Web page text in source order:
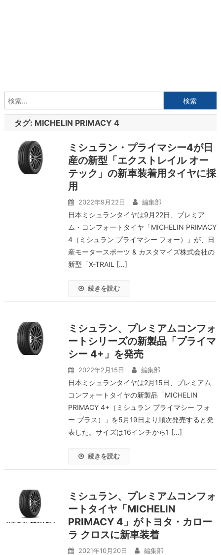
索:
タグ: MICHELIN PRIMACY 4
ミシュラン・プライマシー4が日
産の新型「エクストレイル オー
テック」の新車装着用タイヤに採
用
2022年9月22日 編集部
日本ミシュランタイヤは9月22日、プレミア
ム・コンフォートタイヤ「MICHELIN PRIMACY
4（ミシュラン プライマシー フォー）」が、日
産モータースポーツ & カスタマイズ株式会社の
新型「X-TRAIL […]
続きを読む
ミシュラン、プレミアムコンフォ
ートシリーズの新製品「プライマ
シー 4+」を発売
2022年2月15日 編集部
日本ミシュランタイヤは2月15日、プレミアム
コンフォートタイヤの新製品「MICHELIN
PRIMACY 4+（ミシュラン プライマシー フォ
ー プラス）」を5月19日より順次発売すると発
表した。サイズは16インチから1 […]
続きを読む
ミシュラン、プレミアムコンフォ
ートタイヤ「MICHELIN
PRIMACY 4」がトヨタ・カロー
ラ クロスに新車装着
2021年10月20日 編集部